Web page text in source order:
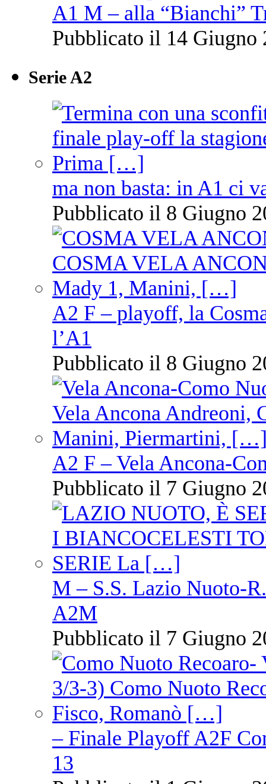
A1 M – alla “Bianchi”
Pubblicato il 14 Giugno
Serie A2
ma non basta: in A1 ci
Pubblicato il 8 Giugno
A2 F – playoff, la
l’A1
Pubblicato il 8 Giugno
A2 F – Vela Ancona-
Pubblicato il 7 Giugno
M – S.S. Lazio Nuoto-
A2M
Pubblicato il 7 Giugno
– Finale Playoff A2F
13